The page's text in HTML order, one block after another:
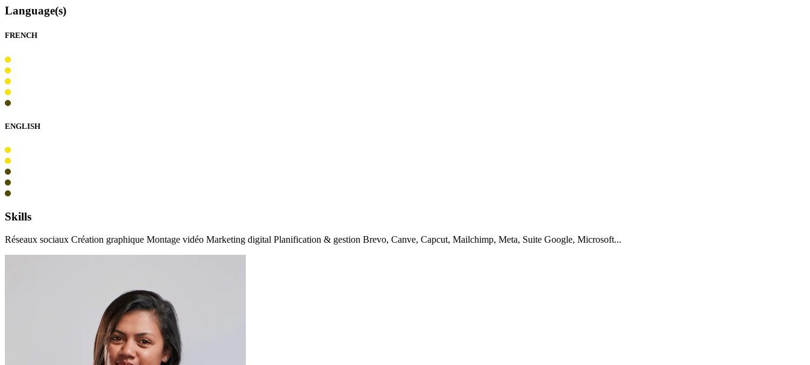
Language(s)
FRENCH
ENGLISH
Skills
Réseaux sociaux Création graphique Montage vidéo Marketing digital Planification & gestion Brevo, Canve, Capcut, Mailchimp, Meta, Suite Google, Microsoft...